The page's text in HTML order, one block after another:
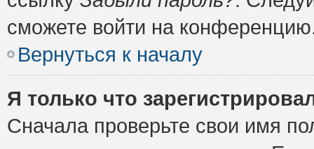
сможете войти на
Вернуться к началу
Я только что
Сначала проверьте свои имя